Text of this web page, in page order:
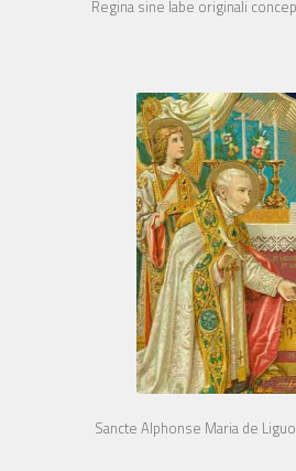
Regina sine labe originali
Sancte Alphonse Maria de